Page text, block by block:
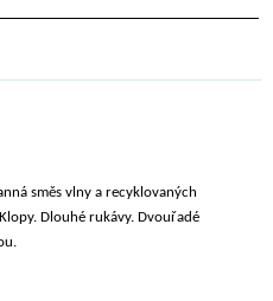
směs vlny a recyklovaných
Dlouhé rukávy. Dvouřadé